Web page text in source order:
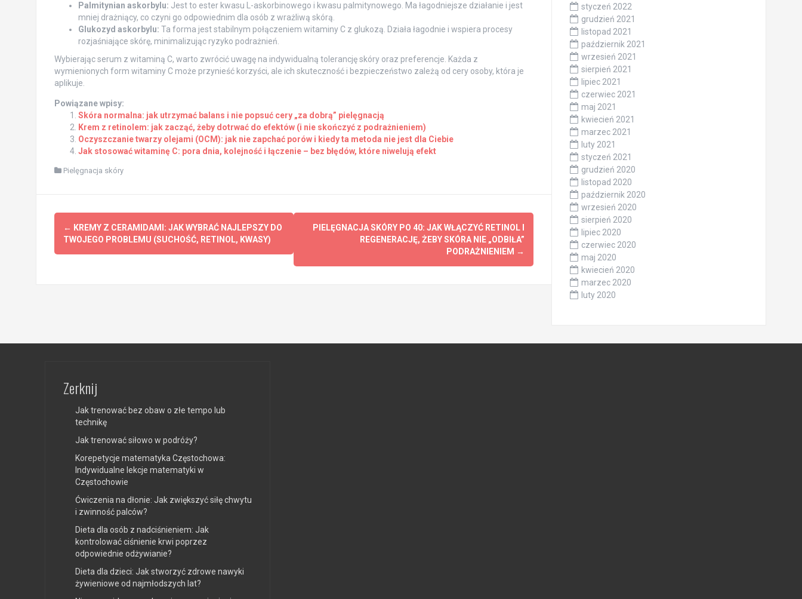
Palmitynian askorbylu: Jest to ester kwasu L-askorbinowego i kwasu palmitynowego. Ma łagodniejsze działanie i jest
mniej drażniący, co czyni go odpowiednim dla osób z wrażliwą skórą.
Glukozyd askorbylu: Ta forma jest stabilnym połączeniem witaminy C z glukozą. Działa łagodnie i wspiera procesy
rozjaśniające skórę, minimalizując ryzyko podrażnień.
Wybierając serum z witaminą C, warto zwrócić uwagę na indywidualną tolerancję skóry oraz preferencje. Każda z
wymienionych form witaminy C może przynieść korzyści, ale ich skuteczność i bezpieczeństwo zależą od cery osoby, która je
aplikuje.
Powiązane wpisy:
Skóra normalna: jak utrzymać balans i nie popsuć cery „za dobrą” pielęgnacją
Krem z retinolem: jak zacząć, żeby dotrwać do efektów (i nie skończyć z podrażnieniem)
Oczyszczanie twarzy olejami (OCM): jak nie zapchać porów i kiedy ta metoda nie jest dla Ciebie
Jak stosować witaminę C: pora dnia, kolejność i łączenie – bez błędów, które niwelują efekt
Pielęgnacja skóry
Post
navigation
← KREMY Z CERAMIDAMI: JAK WYBRAĆ NAJLEPSZY DO
TWOJEGO PROBLEMU (SUCHOŚĆ, RETINOL, KWASY)
PIELĘGNACJA SKÓRY PO 40: JAK WŁĄCZYĆ RETINOL I
REGENERACJĘ, ŻEBY SKÓRA NIE „ODBIŁA”
PODRAŻNIENIEM →
styczeń 2022
grudzień 2021
listopad 2021
październik 2021
wrzesień 2021
sierpień 2021
lipiec 2021
czerwiec 2021
maj 2021
kwiecień 2021
marzec 2021
luty 2021
styczeń 2021
grudzień 2020
listopad 2020
październik 2020
wrzesień 2020
sierpień 2020
lipiec 2020
czerwiec 2020
maj 2020
kwiecień 2020
marzec 2020
luty 2020
Zerknij
Jak trenować bez obaw o złe tempo lub
technikę
Jak trenować siłowo w podróży?
Korepetycje matematyka Częstochowa:
Indywidualne lekcje matematyki w
Częstochowie
Ćwiczenia na dłonie: Jak zwiększyć siłę chwytu
i zwinność palców?
Dieta dla osób z nadciśnieniem: Jak
kontrolować ciśnienie krwi poprzez
odpowiednie odżywianie?
Dieta dla dzieci: Jak stworzyć zdrowe nawyki
żywieniowe od najmłodszych lat?